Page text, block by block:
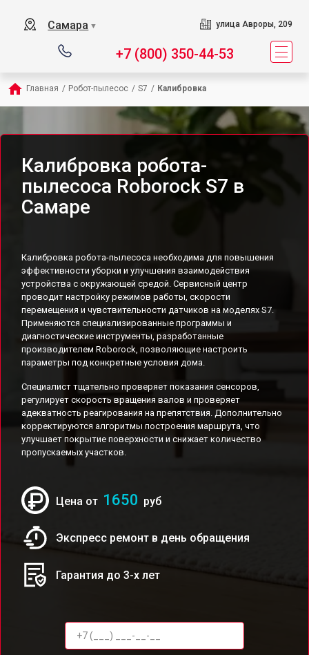
Самара ▼ улица Авроры, 209
+7 (800) 350-44-53
Главная / Робот-пылесос / S7 / Калибровка
Калибровка робота-
пылесоса Roborock S7 в
Самаре
Калибровка робота-пылесоса необходима для повышения
эффективности уборки и улучшения взаимодействия
устройства с окружающей средой. Сервисный центр
проводит настройку режимов работы, скорости
перемещения и чувствительности датчиков на моделях S7.
Применяются специализированные программы и
диагностические инструменты, разработанные
производителем Roborock, позволяющие настроить
параметры под конкретные условия дома.
Специалист тщательно проверяет показания сенсоров,
регулирует скорость вращения валов и проверяет
адекватность реагирования на препятствия. Дополнительно
корректируются алгоритмы построения маршрута, что
улучшает покрытие поверхности и снижает количество
пропускаемых участков.
Цена от 1650 руб
Экспресс ремонт в день обращения
Гарантия до 3-х лет